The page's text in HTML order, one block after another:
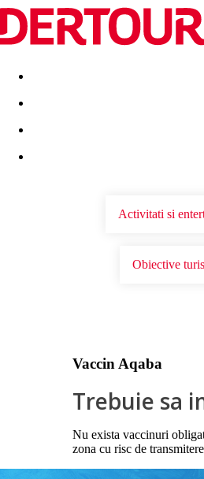
Destinatii Vacanta perfecta
Activitati si
Obiective
Vaccin Aqaba
Trebuie sa
Nu exista vaccinuri
zona cu risc de